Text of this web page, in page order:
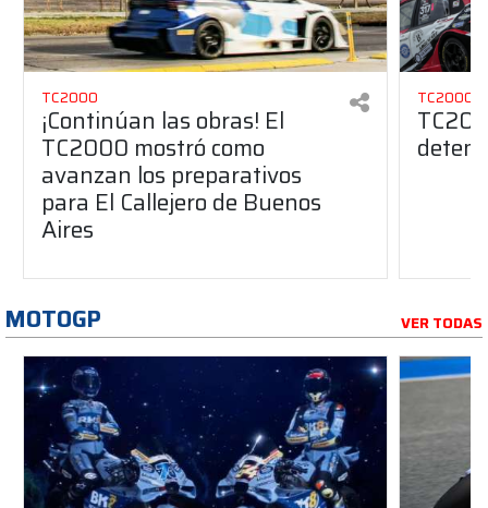
TC2000
¡Continúan las obras! El
TC2000 mostró como
avanzan los preparativos
para El Callejero de Buenos
Aires
TC2000
MOTOGP VER TODAS